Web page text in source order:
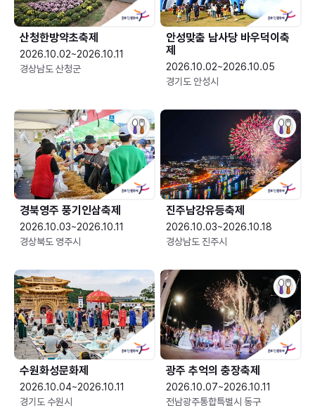
산청한방약초축제
2026.10.02~2026.10.11
경상남도 산청군
안성맞춤 남사당 바우덕이축
제
2026.10.02~2026.10.05
경기도 안성시
경북영주 풍기인삼축제
2026.10.03~2026.10.11
경상북도 영주시
진주남강유등축제
2026.10.03~2026.10.18
경상남도 진주시
수원화성문화제
2026.10.04~2026.10.11
경기도 수원시
광주 추억의 충장축제
2026.10.07~2026.10.11
전남광주통합특별시 동구